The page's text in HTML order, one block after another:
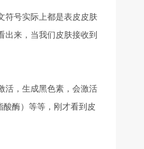
符号实际上都是表皮皮肤
出来，当我们皮肤接收到
活，生成黑色素，会激活
酶）等等，刚才看到皮